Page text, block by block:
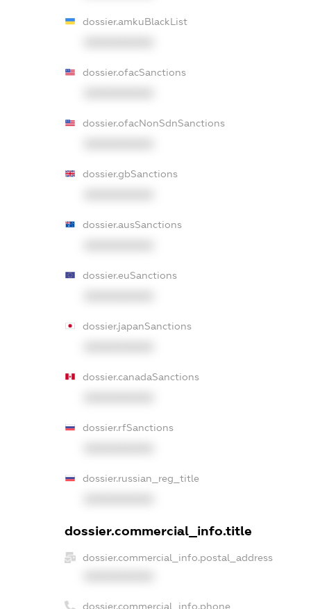
dossier.amkuBlackList
dossier.ofacSanctions
dossier.ofacNonSdnSanctions
dossier.gbSanctions
dossier.ausSanctions
dossier.euSanctions
dossier.japanSanctions
dossier.canadaSanctions
dossier.rfSanctions
dossier.russian_reg_title
dossier.commercial_info.title
dossier.commercial_info.postal_address
dossier.commercial_info.phone